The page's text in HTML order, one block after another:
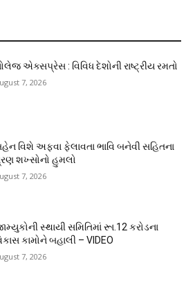
એક્સપ્રેસ : વિવિધ દેશોની રાષ્ટ્રીય રમતો
7, 2026
વિશે અફવા ફેલાવતા ભાવિ બનેવી સહિતના
શખ્સોનો હુમલો
7, 2026
સ્થાયી સમિતિમાં રૂા.12 કરોડના
કામોને બહાલી – VIDEO
7, 2026